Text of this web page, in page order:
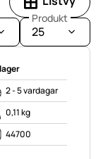
Produkt
25
2 - 5 vardagar
0,11 kg
44700